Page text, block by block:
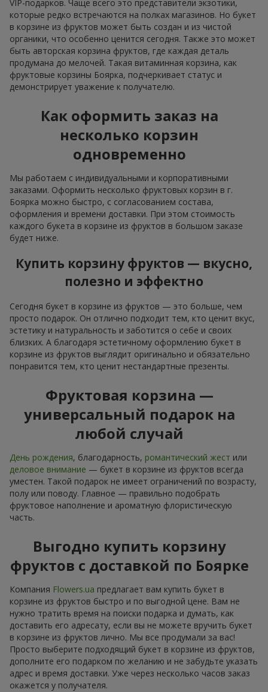
VIP-подарков. Чаще всего это представители экзотики,
которые редко встречаются на полках магазинов. Но букет
в корзине из фруктов может быть создан и из чистой
органики, что особенно ценится сегодня. Также это может
быть авторская корзина фруктов, где каждая деталь
продумана до мелочей. Такая витаминная корзина, как
фруктовые корзины Боярка, подчеркивает статус и
демонстрирует уважение к получателю.
Как оформить заказ на
несколько корзин
одновременно
Мы работаем с индивидуальными и корпоративными
заказами. Оформить несколько фруктовых корзин в г.
Боярка можно быстро, с согласованием состава,
оформления и времени доставки. При этом стоимость
каждого букета в корзине из фруктов в большом заказе
будет ниже.
Купить корзину фруктов — вкусно,
полезно и эффектно
Сегодня букет в корзине из фруктов — это больше, чем
просто подарок. Он отлично подходит тем, кто ценит вкус,
эстетику и натуральность и заботится о себе и своих
близких. А благодаря эстетичному оформлению букет в
корзине из фруктов выглядит оригинально и обязательно
понравится тем, кто ценит нестандартные презенты.
Фруктовая корзина —
универсальный подарок на
любой случай
День рождения, благодарность, романтический жест или
деловое внимание — букет в корзине из фруктов всегда
уместен. Такой подарок не имеет ограничений по возрасту,
полу или поводу. Главное — правильно подобрать
фруктовое наполнение и ароматную флористическую
часть.
Выгодно купить корзину
фруктов с доставкой по Боярке
Компания Flowers.ua предлагает вам купить букет в
корзине из фруктов быстро и по выгодной цене. Вам не
нужно тратить время на поиски подарка и думать, как
доставить его адресату, если вы не можете вручить букет
в корзине из фруктов лично. Мы все продумали за вас!
Просто выберите подходящий букет в корзине из фруктов,
дополните его подарком по желанию и не забудьте указать
адрес и время доставки. Уже через несколько часов заказ
окажется у получателя.